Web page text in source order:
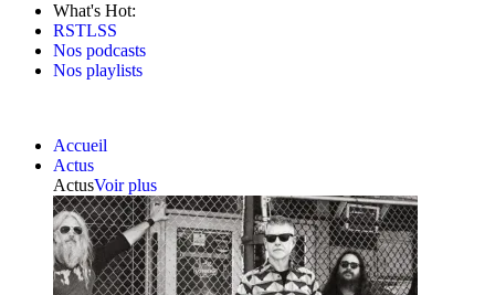
What's Hot:
RSTLSS
Nos podcasts
Nos playlists
Accueil
Actus
ActusVoir plus